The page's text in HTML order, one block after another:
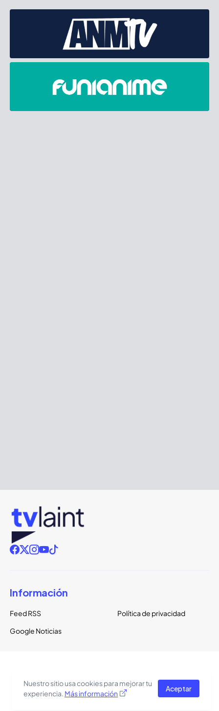
Información
Feed RSS
Política de privacidad
Google Noticias
Todos los derechos reservados.
El tema del sitio está basado en una plantilla de
Pro Blogger
Nuestro sitio usa cookies para mejorar tu
experiencia. Más información
Aceptar